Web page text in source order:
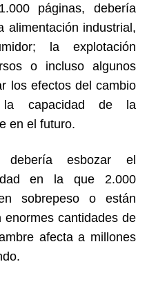
páginas, debería
alimentación industrial,
la explotación
o incluso algunos
los efectos del cambio
la capacidad de la
en el futuro.
debería esbozar el
en la que 2.000
sobrepeso o están
cantidades de
afecta a millones